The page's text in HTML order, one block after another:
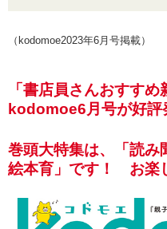
（kodomoe2023年6月号掲載）
「書店員さんおすすめ
kodomoe6月号が好評
巻頭大特集は、「読
絵本育」です！ お楽